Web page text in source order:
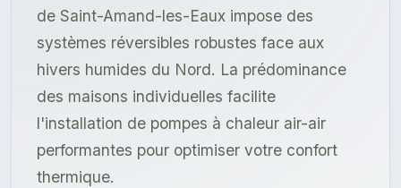
de Saint-Amand-les-Eaux impose des
systèmes réversibles robustes face aux
hivers humides du Nord. La prédominance
des maisons individuelles facilite
l'installation de pompes à chaleur air-air
performantes pour optimiser votre confort
thermique.